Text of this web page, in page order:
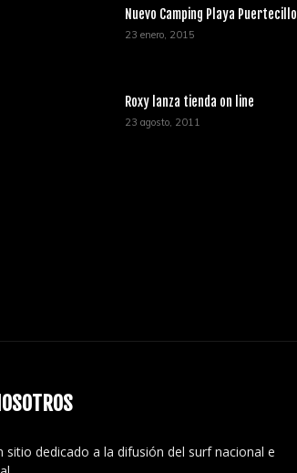
Nuevo Camping Playa Puertecillo
23 enero, 2015
Roxy lanza tienda on line
23 agosto, 2011
sitio dedicado a la difusión del surf nacional e